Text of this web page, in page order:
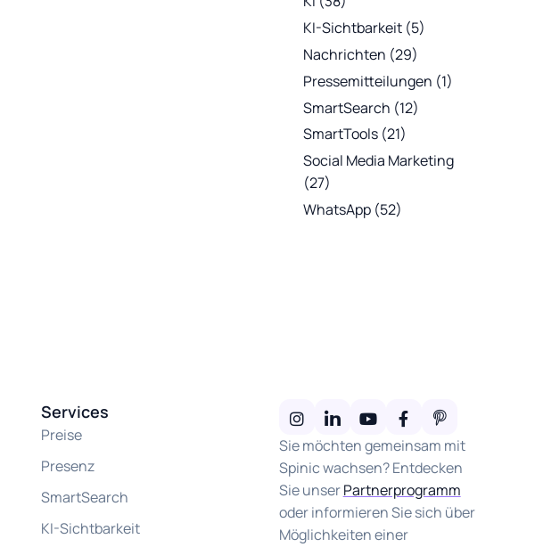
KI-Sichtbarkeit(5)
Nachrichten (29)
Pressemitteilungen (1)
SmartSearch (12)
SmartTools(21)
Social Media Marketing
(27)
WhatsApp(52)
Services
Preise
Presenz
SmartSearch
KI-Sichtbarkeit
Sie möchten gemeinsam mit
Spinic wachsen? Entdecken
Sie unserPartnerprogramm
oder informieren Sie sich über
Möglichkeiten einer